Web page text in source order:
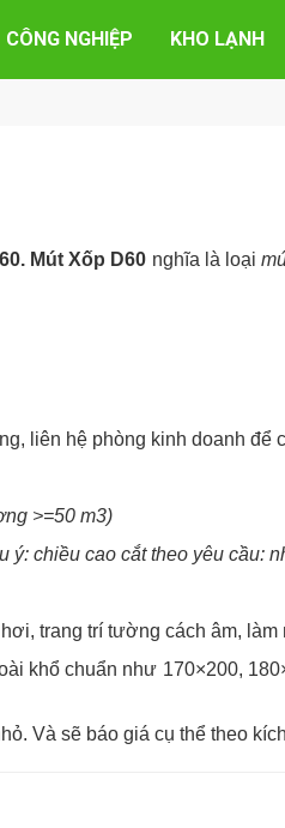
CÔNG NGHIỆP KHO LẠNH
Mút Xốp D60 nghĩa là loại
liên hệ phòng kinh doanh để
>=50 m3)
ý: chiều cao cắt theo yêu cầu:
trang trí tường cách âm,
khổ chuẩn như 170×200,
Và sẽ báo giá cụ thể theo